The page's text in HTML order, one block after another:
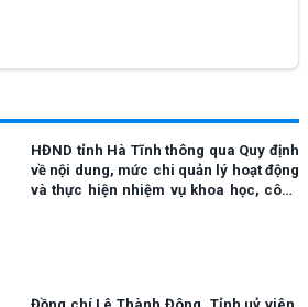
HĐND tỉnh Hà Tĩnh thông qua Quy định
về nội dung, mức chi quản lý hoạt động
và thực hiện nhiệm vụ khoa học, công